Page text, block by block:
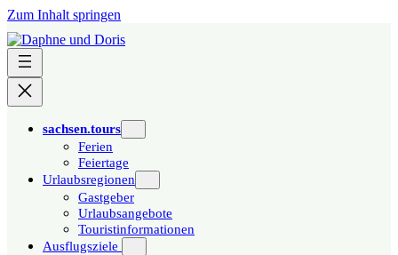
Zum Inhalt springen
sachsen.tours
Ferien
Feiertage
Urlaubsregionen
Gastgeber
Urlaubsangebote
Touristinformationen
Ausflugsziele